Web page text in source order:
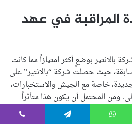
المراقبة في عهد
بالانتير بوضعٍ أكثر امتيازاً مما كانت
حيث حصلت شركة “بالانتير” على
خاصة مع الجيش والاستخبارات،
ومن المحتمل أن يكون هذا متأثراً
ودور
شركاء “ثيل” المقربين